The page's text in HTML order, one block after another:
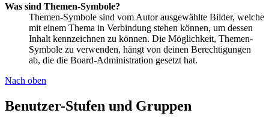
Was sind Themen-Symbole?
Themen-Symbole sind vom Autor ausgewählte Bilder, welche
mit einem Thema in Verbindung stehen können, um dessen
Inhalt kennzeichnen zu können. Die Möglichkeit, Themen-
Symbole zu verwenden, hängt von deinen Berechtigungen
ab, die die Board-Administration gesetzt hat.
Nach oben
Benutzer-Stufen und Gruppen